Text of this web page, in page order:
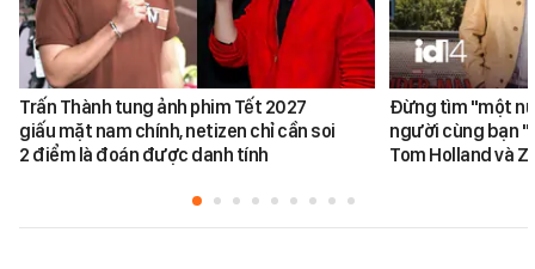
Trấn Thành tung ảnh phim Tết 2027
giấu mặt nam chính, netizen chỉ cần soi
2 điểm là đoán được danh tính
Đừng tìm "một
người cùng bạn
Tom Holland và